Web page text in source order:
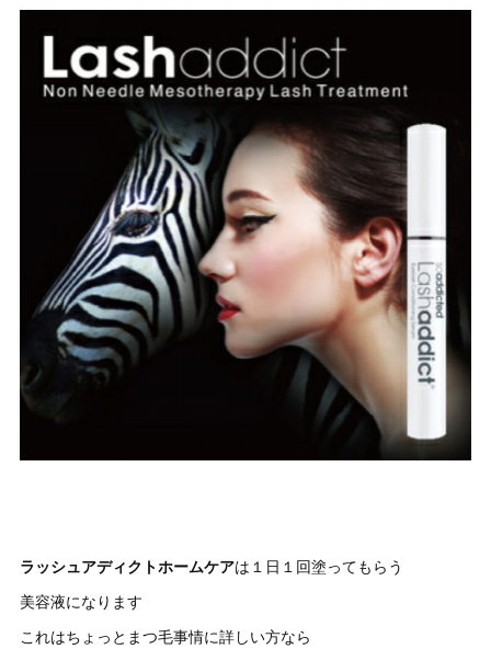
ラッシュアディクトホームケアは１日１回塗ってもらう
美容液になります
これはちょっとまつ毛事情に詳しい方なら